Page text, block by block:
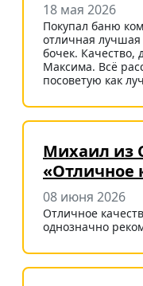
18 мая 2026
Покупал баню
отличная лучшая
бочек. Качество,
Максима. Всё
посоветую как
Михаил из
«Отличное
08 июня 2026
Отличное
однозначно